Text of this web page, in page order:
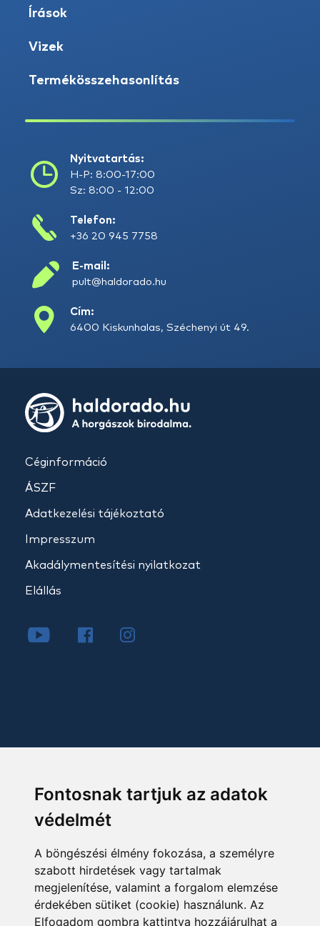
Fontosnak tartjuk az adatok
védelmét
A böngészési élmény fokozása, a személyre
szabott hirdetések vagy tartalmak
megjelenítése, valamint a forgalom elemzése
érdekében sütiket (cookie) használunk. Az
Elfogadom gombra kattintva hozzájárulhat a
Írások
Vizek
Termékösszehasonlítás
Nyitvatartás:
H-P: 8:00-17:00
Sz: 8:00 - 12:00
Telefon:
+36 20 945 7758
E-mail:
pult@haldorado.hu
Cím:
6400 Kiskunhalas, Széchenyi út 49.
Céginformáció
ÁSZF
Adatkezelési tájékoztató
Impresszum
Akadálymentesítési nyilatkozat
Elállás